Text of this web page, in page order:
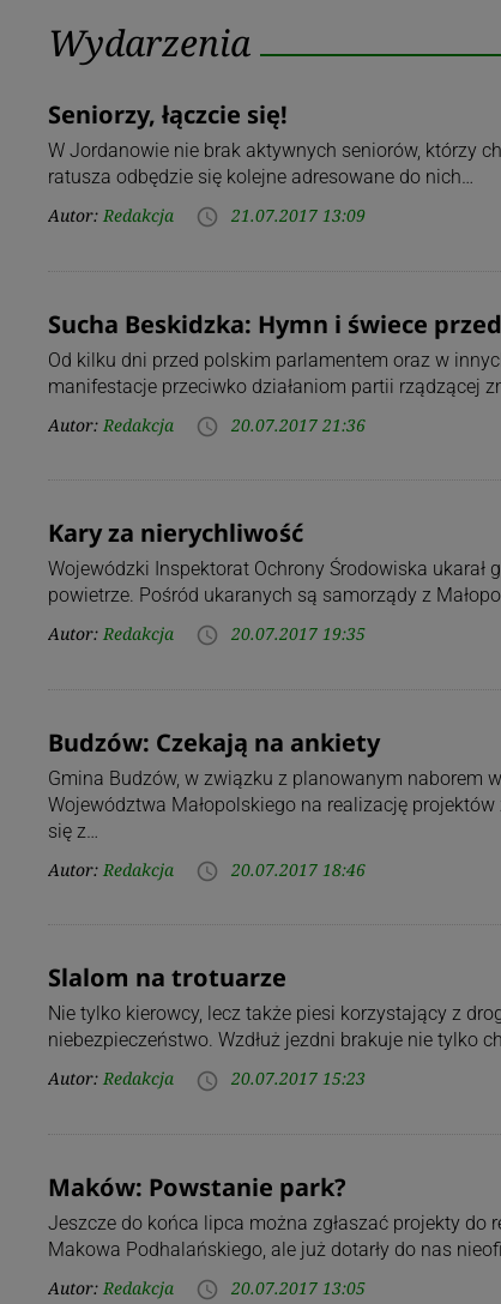
Kategoria:
Wydarzenia
Wydarzenia
Seniorzy, łączcie się!
W Jordanowie nie brak aktywnych seniorów, którzy
ratusza odbędzie się kolejne adresowane do nich…
Autor: Redakcja access_time 21.07.2017 13:09
Sucha Beskidzka: Hymn i świece
Od kilku dni przed polskim parlamentem oraz w
manifestacje przeciwko działaniom partii rządzącej
Autor: Redakcja access_time 20.07.2017 21:36
Kary za nierychliwość
Wojewódzki Inspektorat Ochrony Środowiska ukarał
powietrze. Pośród ukaranych są samorządy z
Autor: Redakcja access_time 20.07.2017 19:35
Budzów: Czekają na ankiety
Gmina Budzów, w związku z planowanym naborem
Województwa Małopolskiego na realizację
się z…
Autor: Redakcja access_time 20.07.2017 18:46
Slalom na trotuarze
Nie tylko kierowcy, lecz także piesi korzystający z
niebezpieczeństwo. Wzdłuż jezdni brakuje nie tylko
Autor: Redakcja access_time 20.07.2017 15:23
Maków: Powstanie park?
Jeszcze do końca lipca można zgłaszać projekty
Makowa Podhalańskiego, ale już dotarły do nas
Autor: Redakcja access_time 20.07.2017 13:05